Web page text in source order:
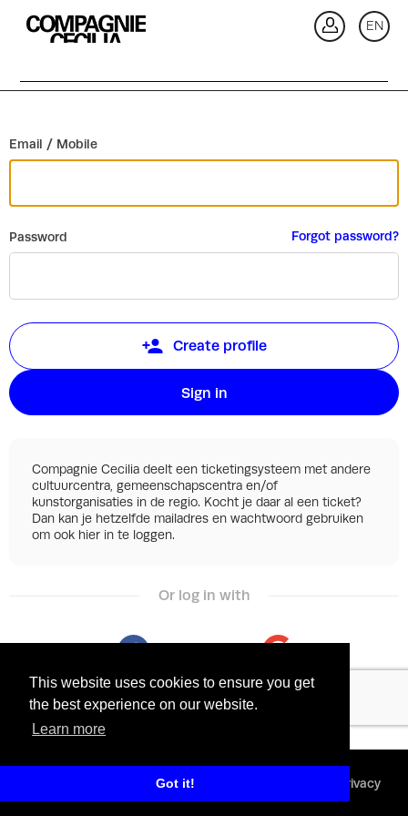
This website uses cookies to ensure you get
the best experience on our website.
Learn more
Got it!
EN
Email / Mobile
Password Forgot password?
Create profile
Sign in
Compagnie Cecilia deelt een ticketingsysteem met andere
cultuurcentra, gemeenschapscentra en/of
kunstorganisaties in de regio. Kocht je daar al een ticket?
Dan kan je hetzelfde mailadres en wachtwoord gebruiken
om ook hier in te loggen.
Or log in with
Facebook Google
2026 - Powered byTixly Privacy